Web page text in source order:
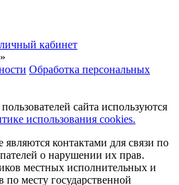
кабинет
Обработка персональных
сайта используются
использования cookies.
контактами для связи по
о нарушении их прав.
местных исполнительных и
по месту государственной